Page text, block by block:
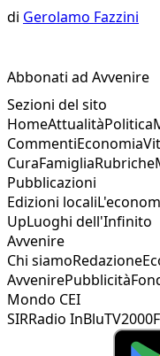
di Gerolamo Fazzini
Abbonati ad Avvenire
Sezioni del sito
HomeAttualitàPolitica
CommentiEconomia
CuraFamigliaRubriche
Pubblicazioni
Edizioni locali
UpLuoghi dell'Infinito
Avvenire
Chi siamoRedazione
AvvenirePubblicità
Mondo CEI
SIRRadio InBluTV2000